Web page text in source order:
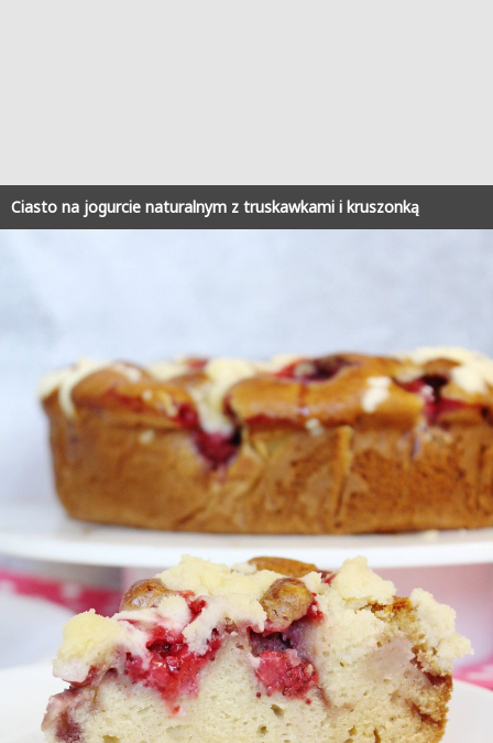
Ciasto na jogurcie naturalnym z truskawkami i kruszonką